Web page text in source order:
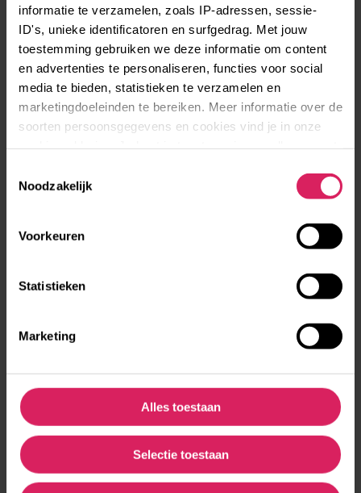
informatie te verzamelen, zoals IP-adressen, sessie-
ID's, unieke identificatoren en surfgedrag. Met jouw
toestemming gebruiken we deze informatie om content
en advertenties te personaliseren, functies voor social
media te bieden, statistieken te verzamelen en
marketingdoeleinden te bereiken. Meer informatie over de
soorten persoonsgegevens en cookies vind je in onze
Noodzakelijk
Voorkeuren
Statistieken
Marketing
Alles toestaan
Selectie toestaan
Tips van Femke:
“Stel jezelf open voor nieuwe contacten en
verdiep je alvast een beetje in de cultuur. Dat
helpt enorm om je aan te passen en de
Bouw een buffer op en zorg dat je de
praktische zaken, zoals huisvesting, goed
Volg een taalcursus, want het is echt een
brengen, vooral als je het meteen kan
toepassen in het land waar je verblijft.’’
Nieuws en andere verhalen